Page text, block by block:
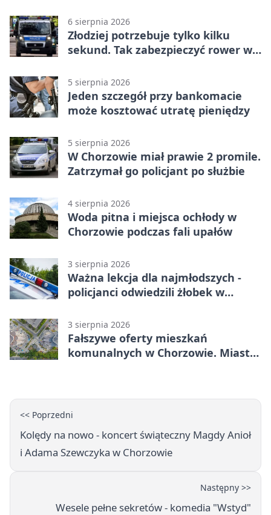
6 sierpnia 2026
Złodziej potrzebuje tylko kilku
sekund. Tak zabezpieczyć rower w
5 sierpnia 2026
Jeden szczegół przy bankomacie
może kosztować utratę pieniędzy
5 sierpnia 2026
W Chorzowie miał prawie 2 promile.
Zatrzymał go policjant po służbie
4 sierpnia 2026
Woda pitna i miejsca ochłody w
Chorzowie podczas fali upałów
3 sierpnia 2026
Ważna lekcja dla najmłodszych -
policjanci odwiedzili żłobek w
3 sierpnia 2026
Fałszywe oferty mieszkań
komunalnych w Chorzowie. Miasto
<< Poprzedni
Kolędy na nowo - koncert świąteczny Magdy Anioł
i Adama Szewczyka w Chorzowie
Następny >>
Wesele pełne sekretów - komedia "Wstyd"